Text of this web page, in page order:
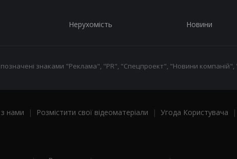
Нерухомість Новини
знаками "Реклама", "PR", "Спецпроект", "Новини
нами | Розмістити свої відеоматеріали | Угода Користувача |